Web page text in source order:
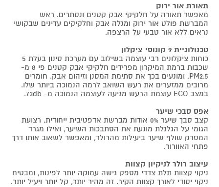
תאורת אור ירוק
מאפשר תאורה על חלקיקי אבק קטנים ונסתרים. ראש
המברשת פולט אור ירוק ומגלה אבק וחלקיקים עדינים שבקושי
נראים ללא אור טבעי על הרצפה.
טכנולוגיית 9 קונוסי ציקלון
כוחות ציקלונים רבי עוצמה בשילוב עם מערכת סינון בעלת 5
שכבות ברמת המיקרון מפרידים חלקיקי אבק קטנים פי 8 מ-
PM2.5, ומונעים בכך את סתימת המסנן וזיהום אבק. חומרים
מרובים ממזערים את רעש השואב לרמה הנמוכה ביותר שלו.
במצב ECO עוצמת הרעש מגיעה לעוצמה הנמוכה מ- 73db.
אפס סבכי שיער
קצב סבך שיער 0% אודות מברשת אדפטיבית ייחודית. רצועת
הגומי על הגלגלת מונעת את הסתבכות השיער, ואילו מגרד
המסרק שולף שיער ביעילות מהרולר, ומאפשר לשאוב אותו דרך
פתחי האוורור.
עיצוב רולר לניקיון קצוות
ניקוי קצוות תלת צדדי מספק גישה עמוקה יותר לפינות, ומבטיח
ניקוי יסודי לאורך קצוות הקיר. זה מהיר יותר, קל יותר ויעיל יותר.